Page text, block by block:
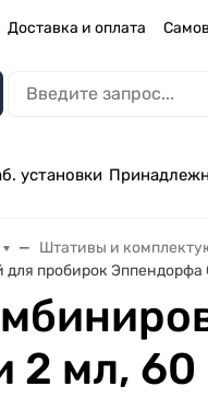
Доставка и оплата
установки
Штативы и
пробирок Эппендорфа
2 мл,